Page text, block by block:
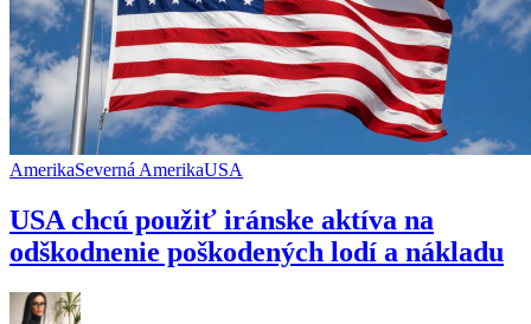
AmerikaSeverná AmerikaUSA
USA chcú použiť iránske aktíva na
odškodnenie poškodených lodí a nákladu